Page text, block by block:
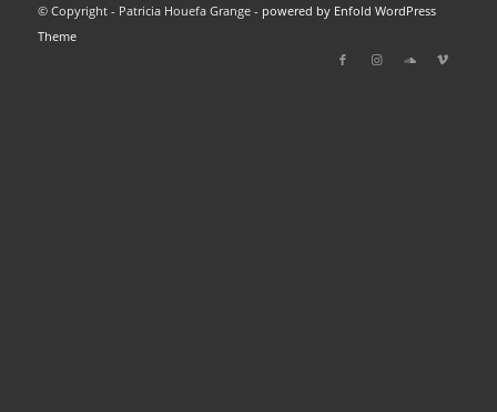
© Copyright - Patricia Houefa Grange - powered by Enfold WordPress
Theme